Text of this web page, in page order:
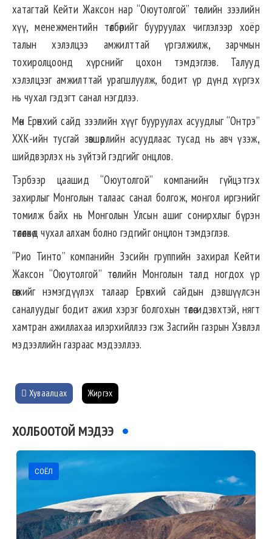
хатагтай Кейти Жаксон нар “Оюутолгой” төслийн зээлийн
хүү, менежментийн төлбөрийг бууруулах чиглэлээр хоёр
талын хэлэлцээ амжилттай үргэлжилж, зарчмын
тохиролцоонд хүрснийг цохон тэмдэглэв. Талууд
хэлэлцээг амжилттай урагшлуулж, бодит үр дүнд хүргэх
нь чухал гэдэгт санал нэгдлээ.
Мөн Ерөнхий сайд зээлийн хүүг бууруулах асуудлыг “Онтрэ”
ХХК-ийн тусгай зөвшөөрлийн асуудлаас тусад нь авч үзэж,
шийдвэрлэх нь зүйтэй гэдгийг онцлов.
Тэрбээр цаашид “Оюутолгой” компанийн гүйцэтгэх
захирлыг Монголын талаас санал болгож, монгол иргэнийг
томилж байх нь Монголын Улсын ашиг сонирхлыг бүрэн
төлөөлөхөд чухал алхам болно гэдгийг онцлон тэмдэглэв.
“Рио Тинто” компанийн Зэсийн группийн захирал Кейти
Жаксон “Оюутолгой” төслийн Монголын талд ногдох үр
өгөөжийг нэмэгдүүлэх талаар Ерөнхий сайдын дэвшүүлсэн
саналуудыг бодит ажил хэрэг болгохын төлөө идэвхтэй, нягт
хамтран ажиллахаа илэрхийллээ гэж Засгийн газрын Хэвлэл
мэдээллийн газраас мэдээллээ.
Хуваалцах Жиргэх
ХОЛБООТОЙ МЭДЭЭ
СОЁЛ